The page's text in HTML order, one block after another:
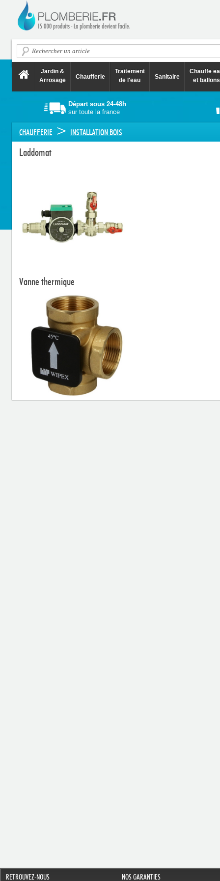
Jardin &
Arrosage
Chaufferie
Traitement
de l'eau
Sanitaire
Chauffe
et ballons
Départ sous 24-48h
sur toute la france
CHAUFFERIE > INSTALLATION BOIS
Laddomat
Vanne thermique
RETROUVEZ-NOUS NOS GARANTIES